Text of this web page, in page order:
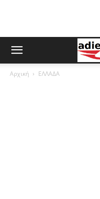
Αρχική ΕΛΛΑΔΑ